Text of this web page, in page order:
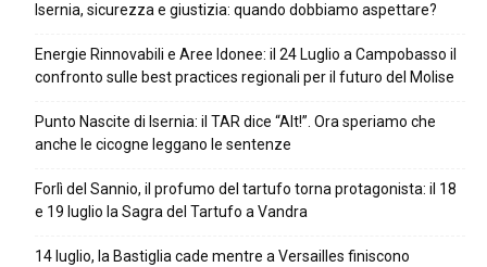
Isernia, sicurezza e giustizia: quando dobbiamo aspettare?
Energie Rinnovabili e Aree Idonee: il 24 Luglio a Campobasso il
confronto sulle best practices regionali per il futuro del Molise
Punto Nascite di Isernia: il TAR dice “Alt!”. Ora speriamo che
anche le cicogne leggano le sentenze
Forlì del Sannio, il profumo del tartufo torna protagonista: il 18
e 19 luglio la Sagra del Tartufo a Vandra
14 luglio, la Bastiglia cade mentre a Versailles finiscono